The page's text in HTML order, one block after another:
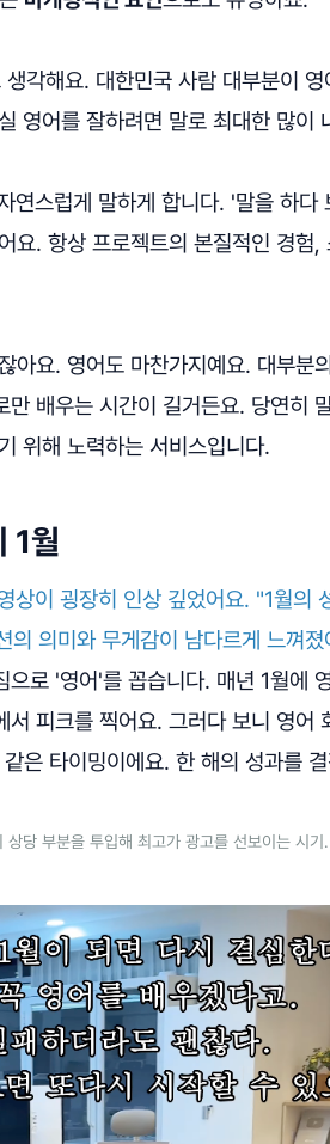
각해요. 대한민국 사람 대부분이
영어를 잘하려면 말로 최대한 많이
스럽게 말하게 합니다. '말을 하다
요. 항상 프로젝트의 본질적인 경험
요. 영어도 마찬가지예요. 대부분
배우는 시간이 길거든요. 당연히
위해 노력하는 서비스입니다.
1월
상이 굉장히 인상 깊었어요. "1월의
의미와 무게감이 남다르게 느껴졌
로 '영어'를 꼽습니다. 매년 1월에
피크를 찍어요. 그러다 보니 영어
은 타이밍이에요. 한 해의 성과를
당 부분을 투입해 최고가 광고를 선보이는 시기.